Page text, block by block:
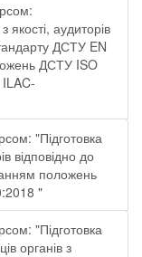
якості, аудиторів
ДСТУ EN
ДСТУ ISO
"Підготовка
відповідно до
положень
"
"Підготовка
органів з